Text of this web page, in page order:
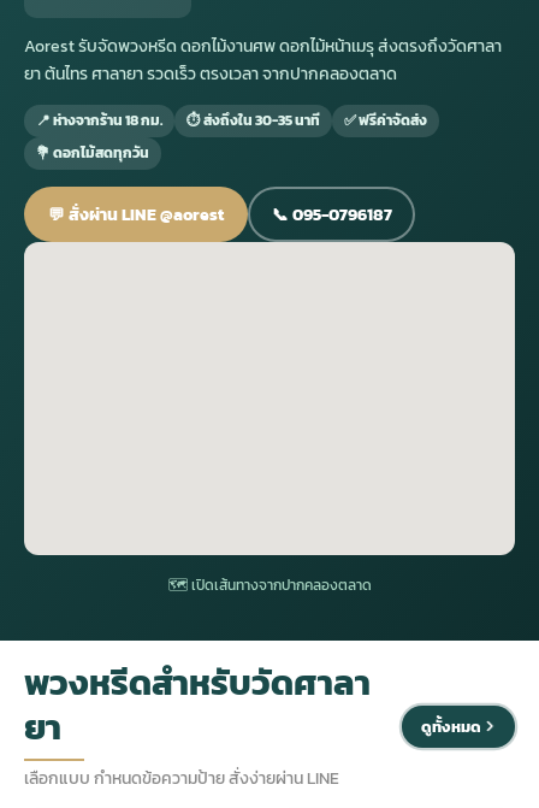
ดอกไม้จัดงานศพ
จัดดอกไม้หน้าศพ
ดอกไม้หน้าหีบ
ดอกไม้งานศพ ส่งด่วน
ดอกไม้งานศพ กรุงเทพ
ดอกไม้งานศพ ปากคลองตลาด
พวงหรีดราคา
สั่งพวงหรีด
ร้านพวงหรีด
พวงหรีดดอกไม้สด
พวงหรีดดอกไม้สด ราคาถูก
สั่งพวงหรีด ออนไลน์
าเมรุ
มรุสีขาว
ไม้หน้าเมรุ
กไม้หน้าเมรุ
ม้หน้าเมรุ
ะดับเมรุ
มรุ ออนไลน์
ม้งานแต่ง ราคา
ไม้งานแต่ง ราคาถูก
ไม้งานแต่ง กรุงเทพ
อกไม้งานแต่ง
พวงหรีดพัดลม ราคา
พวงหรีดพัดลม ราคาถูก
พวงหรีดพัดลม กรุงเทพ
พวงหรีดพัดลม ส่งด่วน
รับจัดงานศพ ราคา
รับจัดงานศพ ครบวงจร
รับจัดงานศพ กรุงเทพ
Aorest รับจัดพวงหรีด ดอกไม้งานศพ ดอกไม้หน้าเมรุ ส่งตรงถึงวัดศาลา
ยา ต้นไทร ศาลายา รวดเร็ว ตรงเวลา จากปากคลองตลาด
📍 ห่างจากร้าน 18 กม. ⏱ ส่งถึงใน 30-35 นาที
✅ ฟรีค่าจัดส่ง
💐 ดอกไม้สดทุกวัน
💬 สั่งผ่าน LINE @aorest 📞 095-0796187
🗺 เปิดเส้นทางจากปากคลองตลาด
พวงหรีดสำหรับวัดศาลา
ยา
เลือกแบบ กำหนดข้อความป้าย สั่งง่ายผ่าน LINE
ดูทั้งหมด